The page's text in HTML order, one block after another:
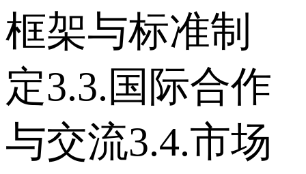
框架与标准制
定 3.3.国际合作
与交流 3.4.市场